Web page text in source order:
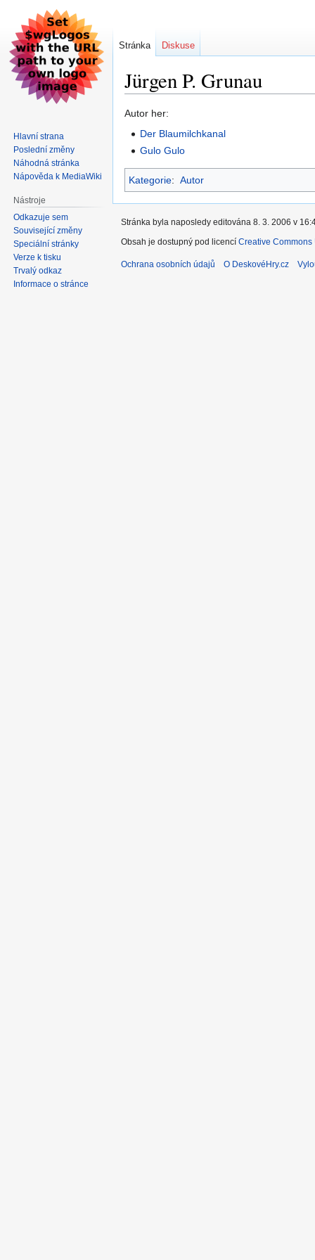
Jürgen P. Grunau
Skočit
Skočit
Autor her:
Der Blaumilchkanal
Gulo Gulo
Kategorie: Autor
Stránka Diskuse
Hlavní strana
Poslední změny
Náhodná stránka
Nápověda k MediaWiki
Nástroje
Odkazuje sem
Související změny
Speciální stránky
Verze k tisku
Trvalý odkaz
Informace o stránce
Stránka byla naposledy editována 8. 3. 2006 v
Obsah je dostupný pod licencí Creative
Ochrana osobních údajů O DeskovéHry.cz